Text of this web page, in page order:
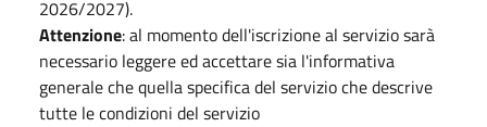
2026/2027).
Attenzione: al momento dell'iscrizione al servizio sarà
necessario leggere ed accettare sia l'informativa
generale che quella specifica del servizio che descrive
tutte le condizioni del servizio